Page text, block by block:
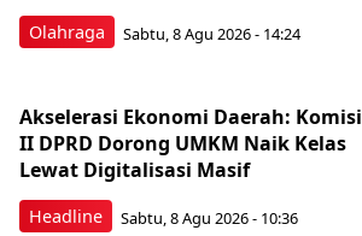
Olahraga Sabtu, 8 Agu 2026 - 14:24
Headline
Akselerasi Ekonomi Daerah: Komisi
II DPRD Dorong UMKM Naik Kelas
Lewat Digitalisasi Masif
Sabtu, 8 Agu 2026 - 10:36